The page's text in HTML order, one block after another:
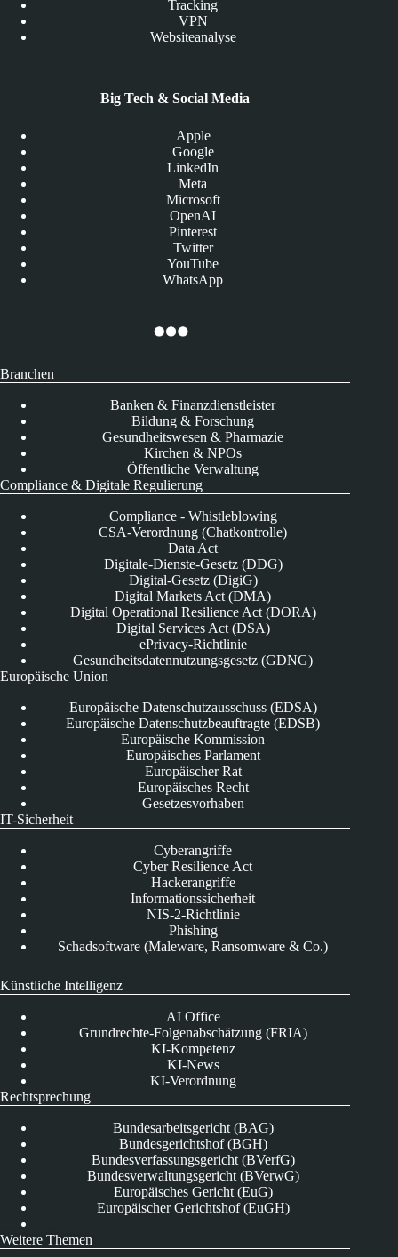
Tracking
VPN
Websiteanalyse
Big Tech & Social Media
Apple
Google
LinkedIn
Meta
Microsoft
OpenAI
Pinterest
Twitter
YouTube
WhatsApp
Branchen
Banken & Finanzdienstleister
Bildung & Forschung
Gesundheitswesen & Pharmazie
Kirchen & NPOs
Öffentliche Verwaltung
Compliance & Digitale Regulierung
Compliance - Whistleblowing
CSA-Verordnung (Chatkontrolle)
Data Act
Digitale-Dienste-Gesetz (DDG)
Digital-Gesetz (DigiG)
Digital Markets Act (DMA)
Digital Operational Resilience Act (DORA)
Digital Services Act (DSA)
ePrivacy-Richtlinie
Gesundheitsdatennutzungsgesetz (GDNG)
Europäische Union
Europäische Datenschutzausschuss (EDSA)
Europäische Datenschutzbeauftragte (EDSB)
Europäische Kommission
Europäisches Parlament
Europäischer Rat
Europäisches Recht
Gesetzesvorhaben
IT-Sicherheit
Cyberangriffe
Cyber Resilience Act
Hackerangriffe
Informationssicherheit
NIS-2-Richtlinie
Phishing
Schadsoftware (Maleware, Ransomware & Co.)
Künstliche Intelligenz
AI Office
Grundrechte-Folgenabschätzung (FRIA)
KI-Kompetenz
KI-News
KI-Verordnung
Rechtsprechung
Bundesarbeitsgericht (BAG)
Bundesgerichtshof (BGH)
Bundesverfassungsgericht (BVerfG)
Bundesverwaltungsgericht (BVerwG)
Europäisches Gericht (EuG)
Europäischer Gerichtshof (EuGH)
Weitere Themen